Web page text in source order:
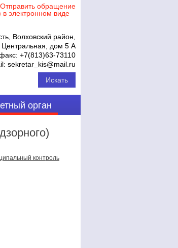
Отправить обращение
в электронном виде
Волховский район,
Центральная, дом 5 А
факс: +7(813)63-73110
sekretar_kis@mail.ru
орган
контроль